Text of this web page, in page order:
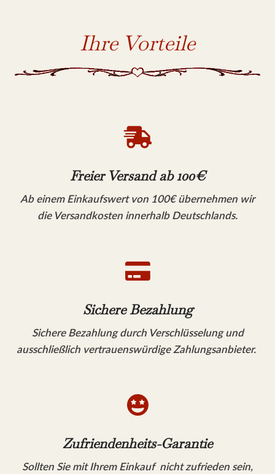
Ihre Vorteile

Freier Versand ab 100€
Ab einem Einkaufswert von 100€ übernehmen wir
die Versandkosten innerhalb Deutschlands.

Sichere Bezahlung
Sichere Bezahlung durch Verschlüsselung und
ausschließlich vertrauenswürdige Zahlungsanbieter.

Zufriendenheits-Garantie
Sollten Sie mit Ihrem Einkauf nicht zufrieden sein,